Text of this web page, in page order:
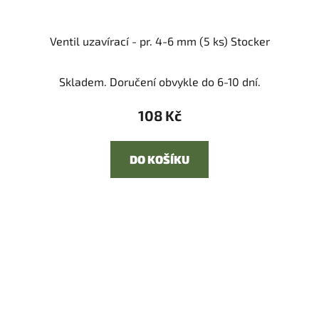
Ventil uzavírací - pr. 4-6 mm (5 ks) Stocker
Skladem. Doručení obvykle do 6-10 dní.
108 Kč
DO KOŠÍKU